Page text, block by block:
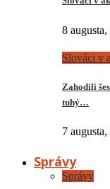
8
Slováci v
Zahodili
tuhý…
7
Správy
Správy